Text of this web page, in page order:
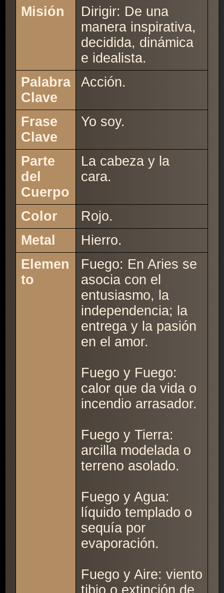
Misión
Dirigir: De una
manera inspirativa,
decidida, dinámica
e idealista.
Palabra
Clave
Acción.
Frase
Clave
Yo soy.
Parte
del
Cuerpo
La cabeza y la
cara.
Color
Rojo.
Metal
Hierro.
Elemen
to
Fuego: En Aries se
asocia con el
entusiasmo, la
independencia; la
entrega y la pasión
en el amor.
Fuego y Fuego:
calor que da vida o
incendio arrasador.
Fuego y Tierra:
arcilla modelada o
terreno asolado.
Fuego y Agua:
líquido templado o
sequía por
evaporación.
Fuego y Aire: viento